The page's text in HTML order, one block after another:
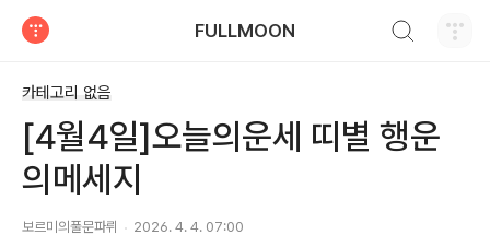
FULLMOON
카테고리 없음
[4월4일]오늘의운세 띠별 행운
의메세지
보르미의풀문파뤼 2026. 4. 4. 07:00